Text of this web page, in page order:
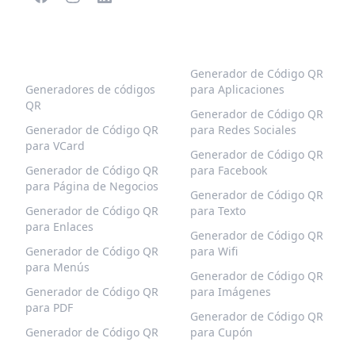
Generadores de códigos
QR
Generador de Código QR
para VCard
Generador de Código QR
para Página de Negocios
Generador de Código QR
para Enlaces
Generador de Código QR
para Menús
Generador de Código QR
para PDF
Generador de Código QR
Generador de Código QR
para Aplicaciones
Generador de Código QR
para Redes Sociales
Generador de Código QR
para Facebook
Generador de Código QR
para Texto
Generador de Código QR
para Wifi
Generador de Código QR
para Imágenes
Generador de Código QR
para Cupón